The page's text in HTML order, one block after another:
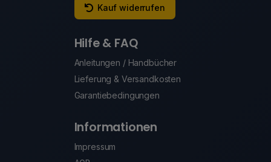
Kauf widerrufen
Hilfe & FAQ
Anleitungen / Handbücher
Lieferung & Versandkosten
Garantiebedingungen
Informationen
Impressum